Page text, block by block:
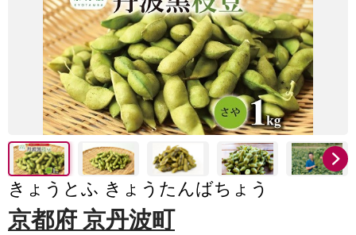
きょうとふ きょうたんばちょう
京都府 京丹波町